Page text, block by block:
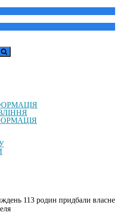
113 родин придбали власне